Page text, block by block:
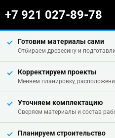
+7 921 027-89-78
Готовим материалы сами
Отбираем древесину и
Корректируем проекты
Меняем планировку,
Уточняем комплектацию
Сверяем материалы и состав
Планируем строительство